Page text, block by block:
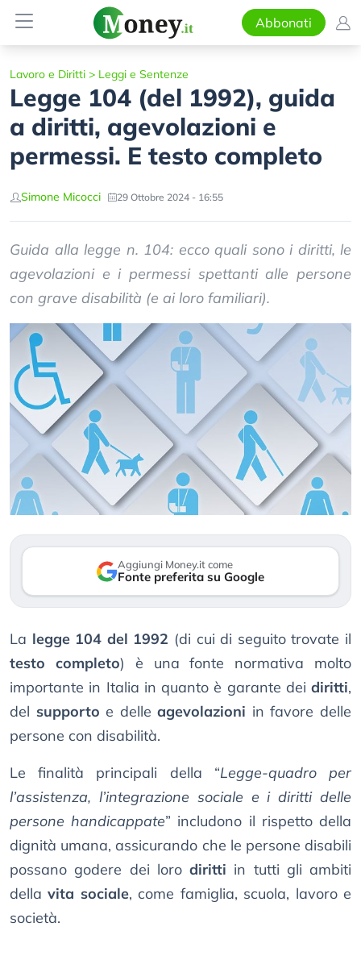
Abbonati
Lavoro e Diritti > Leggi e Sentenze
Legge 104 (del 1992), guida
a diritti, agevolazioni e
permessi. E testo completo
Simone Micocci 29 Ottobre 2024 - 16:55
Guida alla legge n. 104: ecco quali sono i diritti, le
agevolazioni e i permessi spettanti alle persone
con grave disabilità (e ai loro familiari).
Aggiungi Money.it come
Fonte preferita su Google
La legge 104 del 1992 (di cui di seguito trovate il
testo completo) è una fonte normativa molto
importante in Italia in quanto è garante dei diritti,
del supporto e delleagevolazioni in favore delle
persone con disabilità.
Le finalità principali della “Legge-quadro per
l’assistenza, l’integrazione sociale e i diritti delle
persone handicappate” includono il rispetto della
dignità umana, assicurando che le persone disabili
possano godere dei loro diritti in tutti gli ambiti
dellavita sociale, come famiglia, scuola, lavoro e
società.